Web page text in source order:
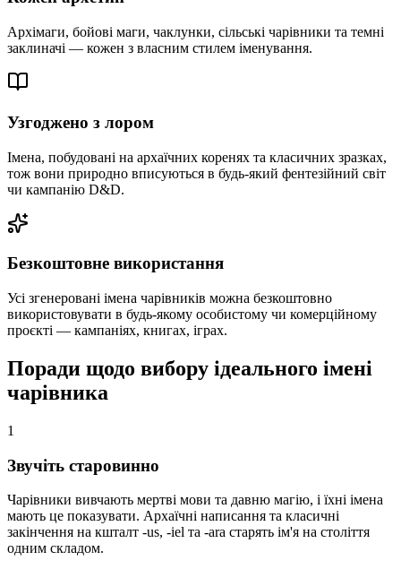
Архімаги, бойові маги, чаклунки, сільські чарівники та темні
заклиначі — кожен з власним стилем іменування.
Узгоджено з лором
Імена, побудовані на архаїчних коренях та класичних зразках,
тож вони природно вписуються в будь-який фентезійний світ
чи кампанію D&D.
Безкоштовне використання
Усі згенеровані імена чарівників можна безкоштовно
використовувати в будь-якому особистому чи комерційному
проєкті — кампаніях, книгах, іграх.
Поради щодо вибору ідеального імені
чарівника
1
Звучіть старовинно
Чарівники вивчають мертві мови та давню магію, і їхні імена
мають це показувати. Архаїчні написання та класичні
закінчення на кшталт -us, -iel та -ara старять ім'я на століття
одним складом.